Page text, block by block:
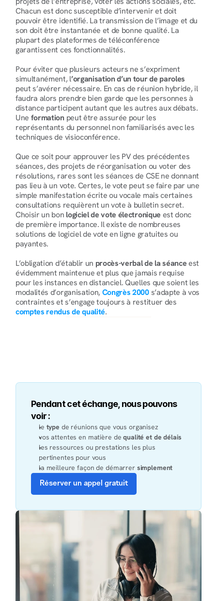
Chacun est donc susceptible d’intervenir et doit
pouvoir être identifié. La transmission de l’image et du
son doit être instantanée et de bonne qualité. La
plupart des plateformes de téléconférence
garantissent ces fonctionnalités.
Pour éviter que plusieurs acteurs ne s’expriment
simultanément, l’organisation d’un tour de paroles
peut s’avérer nécessaire. En cas de réunion hybride, il
faudra alors prendre bien garde que les personnes à
distance participent autant que les autres aux débats.
Une formation peut être assurée pour les
représentants du personnel non familiarisés avec les
techniques de visioconférence.
Que ce soit pour approuver les PV des précédentes
séances, des projets de réorganisation ou voter des
résolutions, rares sont les séances de CSE ne donnant
pas lieu à un vote. Certes, le vote peut se faire par une
simple manifestation écrite ou vocale mais certaines
consultations requièrent un vote à bulletin secret.
Choisir un bon logiciel de vote électronique est donc
de première importance. Il existe de nombreuses
solutions de logiciel de vote en ligne gratuites ou
payantes.
L’obligation d’établir un procès-verbal de la séance est
évidemment maintenue et plus que jamais requise
pour les instances en distanciel. Quelles que soient les
modalités d’organisation, Congrès 2000s’adapte à vos
comptes rendus de qualité.
Pendant cet échange, nous pouvons
voir :
le type de réunions que vous organisez
vos attentes en matière de qualité et de délais
les ressources ou prestations les plus
pertinentes pour vous
la meilleure façon de démarrer simplement
Réserver un appel gratuit